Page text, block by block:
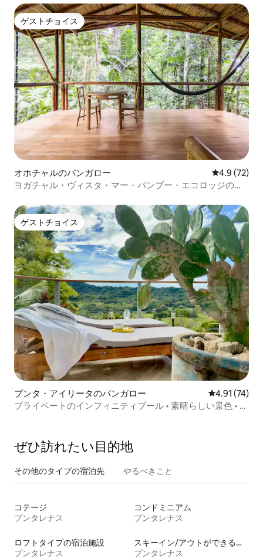
ゲストチョイス
ゲストチョイス
オホチャルのバンガロー レビュー72
4.9 (72)
ヨガチャル・ヴィスタ・マー・バンブー・エコロッジの滝
ゲストチョイス
ゲストチョイス
プンタ・アイリータのバンガロー レビュー74
4.91 (74)
プライベートのインフィニティプール • 素晴らしい景色 • 秘
ぜひ訪⁠れ⁠た⁠い目⁠的⁠地
その他のタ⁠イ⁠プ⁠の宿⁠泊⁠先 やるべきこと
コテージ
プンタレナス
コンドミニアム
プンタレナス
ロフトタイプの宿泊施設
プンタレナス
スキーイン/アウトができる宿泊先
プンタレナス